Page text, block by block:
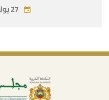
27 يوليوز 2026